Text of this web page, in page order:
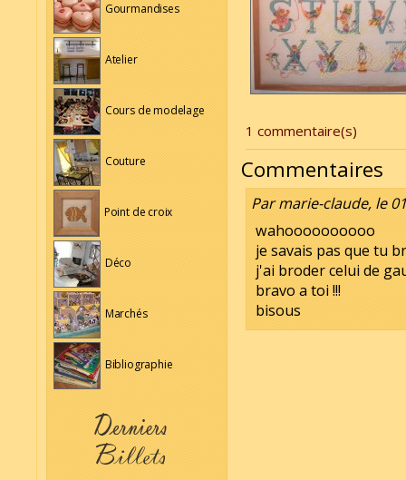
Gourmandises
Atelier
Cours de modelage
Couture
Point de croix
Déco
Marchés
Bibliographie
1 commentaire(s)
Commentaires
Par marie-claude, le
wahoooooooooo
je savais pas que tu
j'ai broder celui de
bravo a toi !!!
bisous